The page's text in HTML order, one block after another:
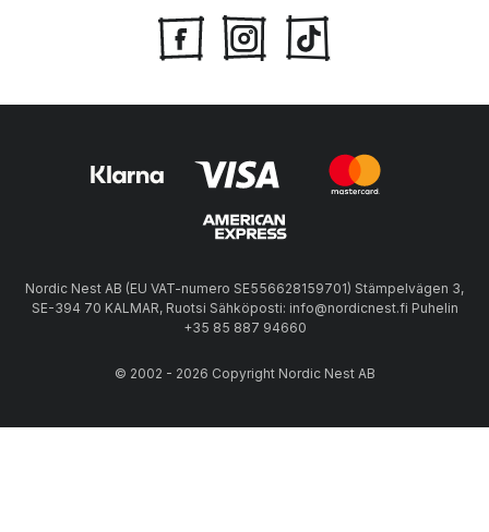
Nordic Nest AB (EU VAT-numero SE556628159701) Stämpelvägen 3,
SE-394 70 KALMAR, Ruotsi Sähköposti: info@nordicnest.fi Puhelin
+35 85 887 94660
© 2002 - 2026 Copyright Nordic Nest AB